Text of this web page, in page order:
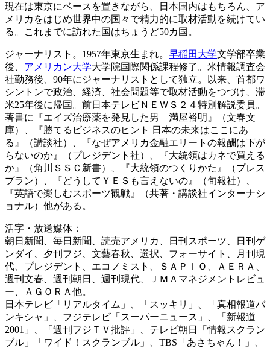
現在は東京にベースを置きながら、日本国内はもちろん、ア
メリカをはじめ世界中の国々で精力的に取材活動を続けてい
る。これまでに訪れた国はちょうど50カ国。
ジャーナリスト。1957年東京生まれ。 早稲田大学文学部卒業
後、 アメリカン大学大学院国際関係課程修了。米情報調査会
社勤務後、90年にジャーナリストとして独立。以来、首都ワ
シントンで政治、経済、社会問題等で取材活動をつづけ、滞
米25年後に帰国。前日本テレビＮＥＷＳ２４特別解説委員。
著書に『エイズ治療薬を発見した男 満屋裕明』（文春文
庫）、『勝てるビジネスのヒント 日本の未来はここにあ
る』（講談社）、『なぜアメリカ金融エリートの報酬は下が
らないのか』（プレジデント社）、『大統領はカネで買える
か』（角川ＳＳＣ新書）、『大統領のつくりかた』（プレス
プラン）、『どうしてＹＥＳも言えないの』（旬報社）、
『英語で楽しむスポーツ観戦』（共著・講談社インターナシ
ョナル）他がある。
活字・放送媒体：
朝日新聞、毎日新聞、読売アメリカ、日刊スポーツ、日刊ゲ
ンダイ、夕刊フジ、文藝春秋、選択、フォーサイト、月刊現
代、プレジデント、エコノミスト、ＳＡＰＩＯ、ＡＥＲＡ、
週刊文春、週刊朝日、週刊現代、ＪＭＡマネジメントレビュ
ー、ＡＧＯＲＡ他。
日本テレビ「リアルタイム」、「スッキリ」、「真相報道バ
ンキシャ」、フジテレビ「スーパーニュース」、「新報道
2001」、「週刊フジＴＶ批評」、テレビ朝日「情報スクラン
ブル」「ワイド！スクランブル」、TBS「あさちゃん！」、